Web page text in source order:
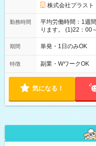
株式会社プラスト
勤務時間
平均労働時間：1週
ります。 (1)22：00
00 (休憩あり) ３６協定提出済 平均労
時間 勤務日数は最
期間 単発・1日のみOK
特徴 副業・WワークOK
気になる！